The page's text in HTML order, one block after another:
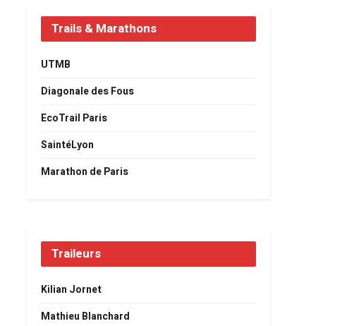
Trails & Marathons
UTMB
Diagonale des Fous
EcoTrail Paris
SaintéLyon
Marathon de Paris
Traileurs
Kilian Jornet
Mathieu Blanchard